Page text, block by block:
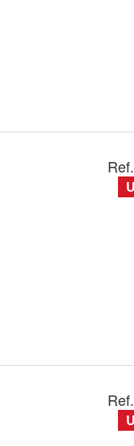
Ref.
Ref.